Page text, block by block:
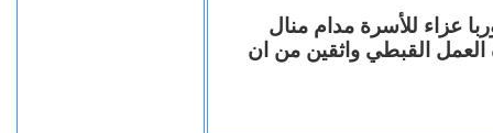
عزاء للأسرة مدام منال
العمل القبطي واثقين من ان